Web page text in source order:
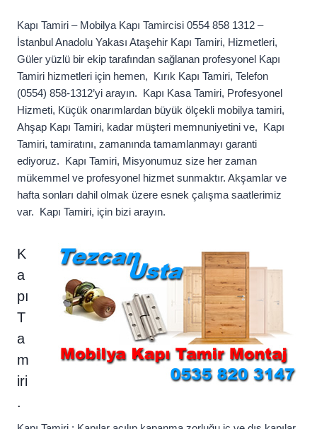
Kapı Tamiri – Mobilya Kapı Tamircisi 0554 858 1312 –
İstanbul Anadolu Yakası Ataşehir Kapı Tamiri, Hizmetleri,
Güler yüzlü bir ekip tarafından sağlanan profesyonel Kapı
Tamiri hizmetleri için hemen, Kırık Kapı Tamiri, Telefon
(0554) 858-1312’yi arayın. Kapı Kasa Tamiri, Profesyonel
Hizmeti, Küçük onarımlardan büyük ölçekli mobilya tamiri,
Ahşap Kapı Tamiri, kadar müşteri memnuniyetini ve, Kapı
Tamiri, tamiratını, zamanında tamamlanmayı garanti
ediyoruz. Kapı Tamiri, Misyonumuz size her zaman
mükemmel ve profesyonel hizmet sunmaktır. Akşamlar ve
hafta sonları dahil olmak üzere esnek çalışma saatlerimiz
var. Kapı Tamiri, için bizi arayın.
K
a
pı
T
a
m
iri
.